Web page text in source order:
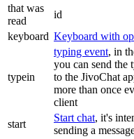
that was
read
id
keyboard Keyboard with
typein
typing event, in
you can send the
to the JivoChat
more than once
client
start
Start chat, it's
sending a